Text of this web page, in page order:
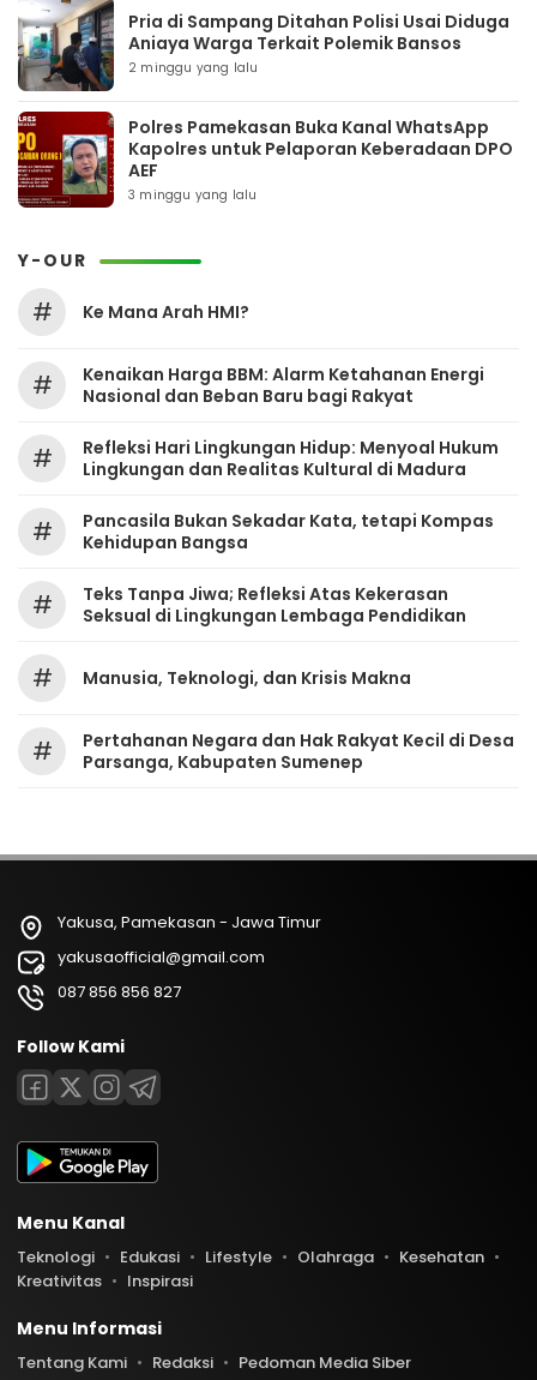
Pria di Sampang Ditahan Polisi Usai Diduga
Aniaya Warga Terkait Polemik Bansos
2 minggu yang lalu
Polres Pamekasan Buka Kanal WhatsApp
Kapolres untuk Pelaporan Keberadaan DPO
AEF
3 minggu yang lalu
Y-OUR
# Ke Mana Arah HMI?
#
Kenaikan Harga BBM: Alarm Ketahanan Energi
Nasional dan Beban Baru bagi Rakyat
#
Refleksi Hari Lingkungan Hidup: Menyoal Hukum
Lingkungan dan Realitas Kultural di Madura
#
Pancasila Bukan Sekadar Kata, tetapi Kompas
Kehidupan Bangsa
#
Teks Tanpa Jiwa; Refleksi Atas Kekerasan
Seksual di Lingkungan Lembaga Pendidikan
# Manusia, Teknologi, dan Krisis Makna
#
Pertahanan Negara dan Hak Rakyat Kecil di Desa
Parsanga, Kabupaten Sumenep
Yakusa, Pamekasan - Jawa Timur
yakusaofficial@gmail.com
087 856 856 827
Follow Kami
Menu Kanal
Teknologi Edukasi Lifestyle Olahraga
Kesehatan
Kreativitas
Inspirasi
Menu Informasi
Tentang Kami Redaksi Pedoman Media Siber